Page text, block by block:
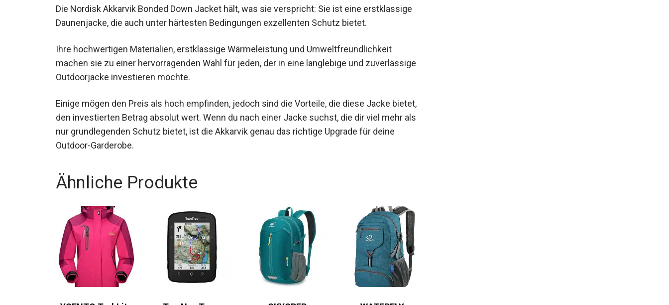
Die Nordisk Akkarvik Bonded Down Jacket hält, was sie verspricht: Sie ist eine erstklassige
Daunenjacke, die auch unter härtesten Bedingungen exzellenten Schutz bietet.
Ihre hochwertigen Materialien, erstklassige Wärmeleistung und Umweltfreundlichkeit
machen sie zu einer hervorragenden Wahl für jeden, der in eine langlebige und zuverlässige
Outdoorjacke investieren möchte.
Einige mögen den Preis als hoch empfinden, jedoch sind die Vorteile, die diese Jacke bietet,
den investierten Betrag absolut wert. Wenn du nach einer Jacke suchst, die dir viel mehr als
nur grundlegenden Schutz bietet, ist die Akkarvik genau das richtige Upgrade für deine
Outdoor-Garderobe.
Ähnliche Produkte